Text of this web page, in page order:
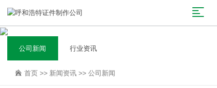
公司新闻 行业资讯
首页 >> 新闻资讯 >> 公司新闻